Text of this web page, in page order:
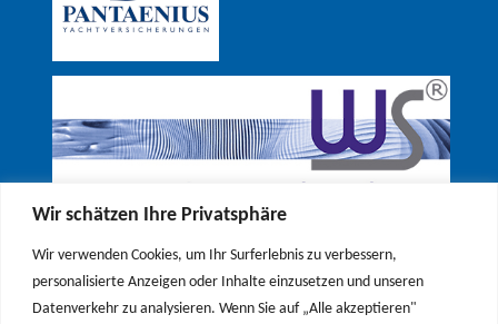
Wir schätzen Ihre Privatsphäre
Wir verwenden Cookies, um Ihr Surferlebnis zu verbessern,
personalisierte Anzeigen oder Inhalte einzusetzen und unseren
Datenverkehr zu analysieren. Wenn Sie auf „Alle akzeptieren"